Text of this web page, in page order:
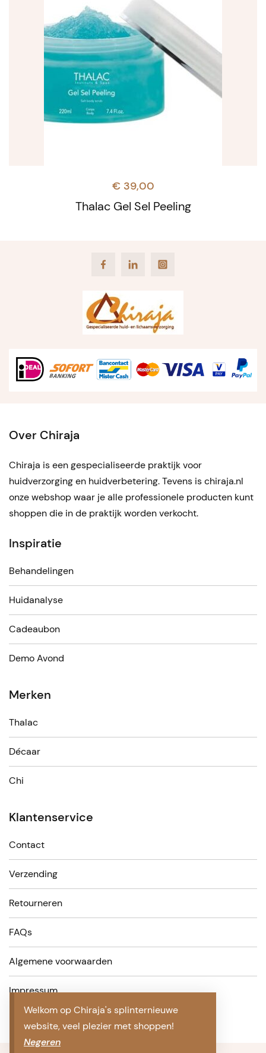
Welkom op Chiraja's splinternieuwe
website, veel plezier met shoppen!
Negeren
Thalac Gel Sel Peeling
€ 39,00
FacebookLinkedIn Instagram
Over Chiraja
Chiraja is een gespecialiseerde praktijk voor
huidverzorging en huidverbetering. Tevens is chiraja.nl
onze webshop waar je alle professionele producten kunt
shoppen die in de praktijk worden verkocht.
Inspiratie
Behandelingen
Huidanalyse
Cadeaubon
Demo Avond
Merken
Thalac
Décaar
Chi
Klantenservice
Contact
Verzending
Retourneren
FAQs
Algemene voorwaarden
Impressum